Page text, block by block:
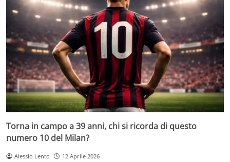
Torna in campo a 39 anni, chi si ricorda di questo
numero 10 del Milan?
Alessio Lento 12 Aprile 2026